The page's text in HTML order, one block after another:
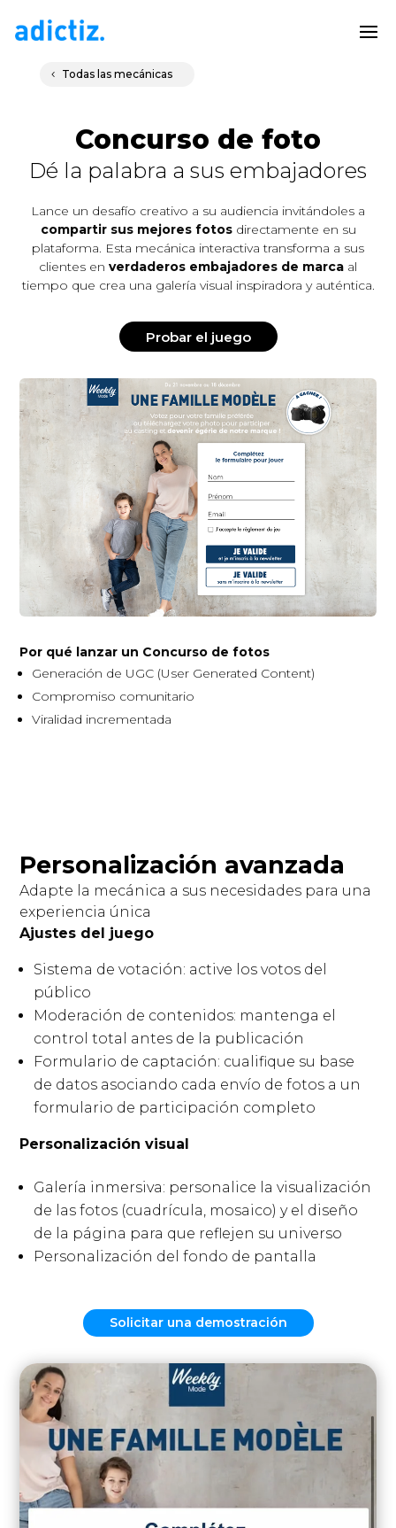
Todas las mecánicas
Concurso de foto
Dé la palabra a sus embajadores
Lance un desafío creativo a su audiencia invitándoles a
compartir sus mejores fotosdirectamente en su
plataforma. Esta mecánica interactiva transforma a sus
clientes en verdaderos embajadores de marca al
tiempo que crea una galería visual inspiradora y auténtica.
Probar el juego
Por qué lanzar un Concurso de fotos
Generación de UGC (User Generated Content)
Compromiso comunitario
Viralidad incrementada
Personalización avanzada
Adapte la mecánica a sus necesidades para una
experiencia única
Ajustes del juego
Sistema de votación: active los votos del
público
Moderación de contenidos: mantenga el
control total antes de la publicación
Formulario de captación: cualifique su base
de datos asociando cada envío de fotos a un
formulario de participación completo
Personalización visual
Galería inmersiva: personalice la visualización
de las fotos (cuadrícula, mosaico) y el diseño
de la página para que reflejen su universo
Personalización del fondo de pantalla
Solicitar una demostración